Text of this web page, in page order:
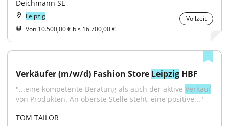
Deichmann SE
Leipzig
Vollzeit
Von 10.500,00 € bis 16.700,00 €
Verkäufer (m/w/d) Fashion Store Leipzig HBF
"...eine kompetente Beratung als auch der aktive Verkauf
von Produkten. An oberste Stelle steht, eine positive..."
TOM TAILOR